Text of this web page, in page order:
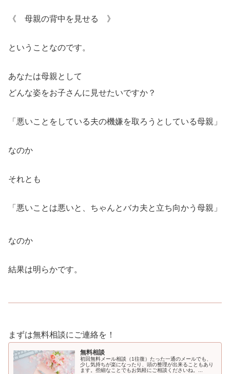
《 母親の背中を見せる 》
ということなのです。
あなたは母親として
どんな姿をお子さんに見せたいですか？
「悪いことをしている夫の機嫌を取ろうとしている母親」
なのか
それとも
「悪いことは悪いと、ちゃんとバカ夫と立ち向かう母親」
なのか
結果は明らかです。
まずは無料相談にご連絡を！
無料相談
初回無料メール相談（1往復）たった一通のメールでも、
少し気持ちが楽になったり、頭の整理が出来ることもあり
ます。些細なことでもお気軽にご相談くださいね。...